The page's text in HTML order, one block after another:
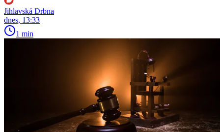
Jihlavská Drbna
dnes, 13:33
1 min